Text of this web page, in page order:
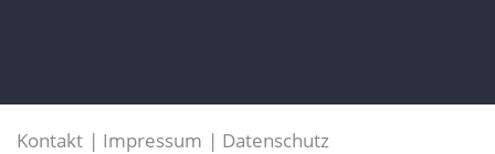
Kontakt Impressum Datenschutz